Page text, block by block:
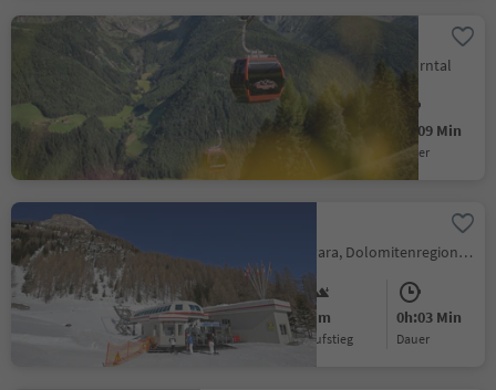
St. Peter - Ahrntal, Ahrntal, Ahrntal
Leicht
Schwierigkeitsgrad
0h:09 Min
Dauer
Colfosco, Corvara, Dolomitenregion Alta Badia
Leicht
Schwierigkeitsgrad
0 m
Aufstieg
0h:03 Min
Dauer